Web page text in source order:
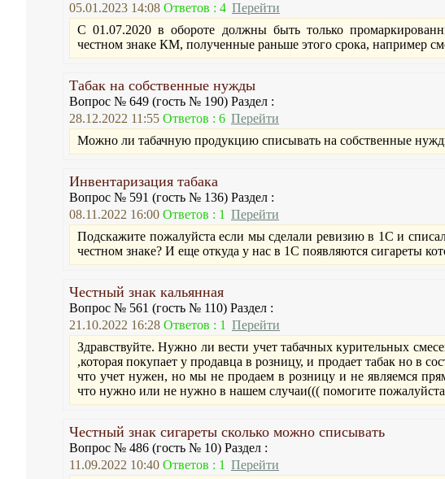
05.01.2023 14:08 Ответов : 4 Перейти
С 01.07.2020 в обороте должны быть только
честном знаке КМ, полученные раньше этого срока, например
Табак на собственные нужды
Вопрос № 649 (гость № 190) Раздел :
28.12.2022 11:55 Ответов : 6 Перейти
Можно ли табачную продукцию списывать на собственные
Инвентаризация табака
Вопрос № 591 (гость № 136) Раздел :
08.11.2022 16:00 Ответов : 1 Перейти
Подскажите пожалуйста если мы сделали ревизию в 1С и
честном знаке? И еще откуда у нас в 1С появляются сигареты
Честный знак кальянная
Вопрос № 561 (гость № 110) Раздел :
21.10.2022 16:28 Ответов : 1 Перейти
Здравствуйте. Нужно ли вести учет табачных курительных
,которая покупает у продавца в розницу, и продает табак но в
что учет нужен, но мы не продаем в розницу и не являемся
что нужно или не нужно в нашем случаи((( помогите пожалуйста
Честный знак сигареты сколько можно списывать
Вопрос № 486 (гость № 10) Раздел :
11.09.2022 10:40 Ответов : 1 Перейти